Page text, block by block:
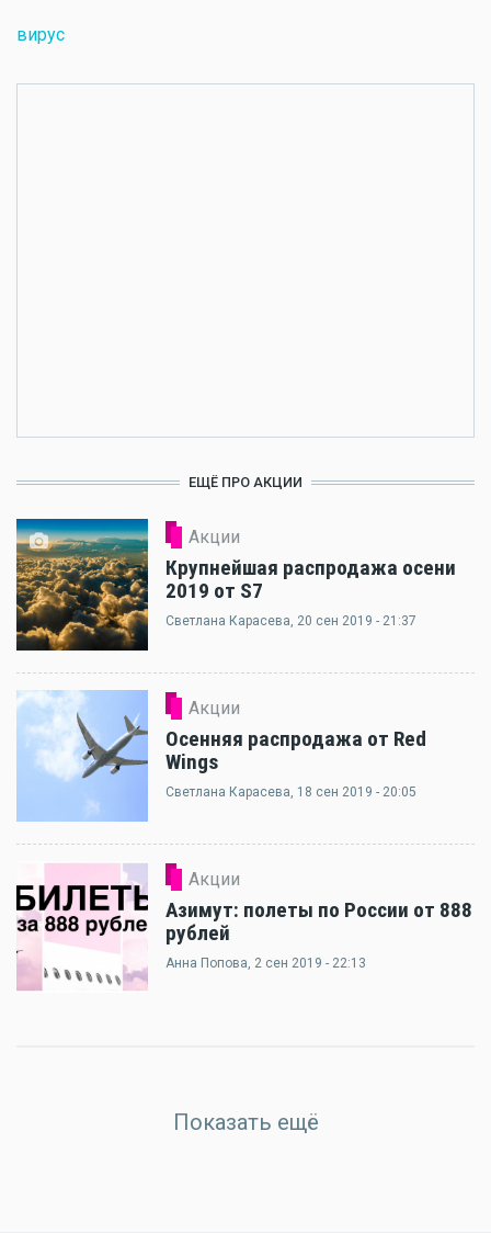
вирус
ЕЩЁ ПРО АКЦИИ
Акции
Крупнейшая распродажа осени
2019 от S7
Светлана Карасева, 20 сен 2019 - 21:37
Акции
Осенняя распродажа от Red
Wings
Светлана Карасева, 18 сен 2019 - 20:05
Акции
Азимут: полеты по России от 888
рублей
Анна Попова, 2 сен 2019 - 22:13
Показать ещё